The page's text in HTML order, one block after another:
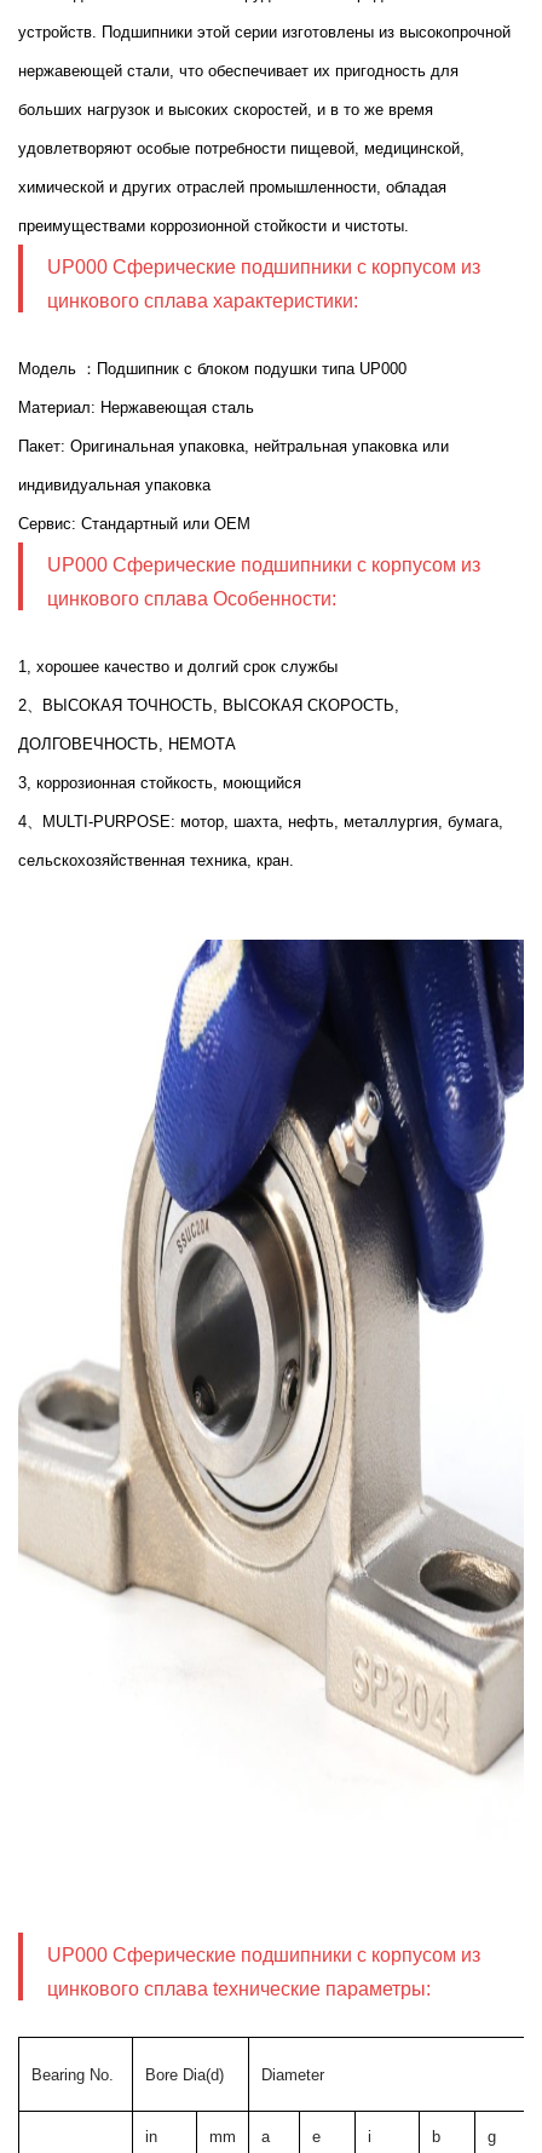
устройств. Подшипники этой серии изготовлены из высокопрочной
нержавеющей стали, что обеспечивает их пригодность для
больших нагрузок и высоких скоростей, и в то же время
удовлетворяют особые потребности пищевой, медицинской,
химической и других отраслей промышленности, обладая
преимуществами коррозионной стойкости и чистоты.
UP000 Сферические подшипники с корпусом из
цинкового сплава xарактеристики:
Модель ：Подшипник с блоком подушки типа UP000
Материал: Нержавеющая сталь
Пакет: Оригинальная упаковка, нейтральная упаковка или
индивидуальная упаковка
Сервис: Стандартный или OEM
UP000 Сферические подшипники с корпусом из
цинкового сплава Особенности:
1, хорошее качество и долгий срок службы
2、ВЫСОКАЯ ТОЧНОСТЬ, ВЫСОКАЯ СКОРОСТЬ,
ДОЛГОВЕЧНОСТЬ, НЕМОТА
3, коррозионная стойкость, моющийся
4、MULTI-PURPOSE: мотор, шахта, нефть, металлургия, бумага,
сельскохозяйственная техника, кран.
UP000 Сферические подшипники с корпусом из
цинкового сплава tехнические параметры:
Bearing No. Bore Dia(d) Diameter
in mm a e i b g